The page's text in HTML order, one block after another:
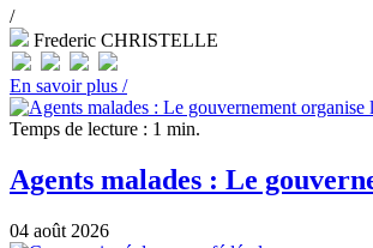
/
Frederic CHRISTELLE
En savoir plus /
Temps de lecture : 1 min.
Agents malades : Le
04 août 2026